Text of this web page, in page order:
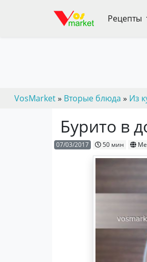
Рецепты
VosMarket» Вторые блюда » Из
Бурито в
07/03/2017 50 мин